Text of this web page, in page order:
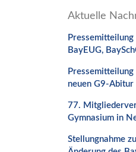
Aktuelle
BayEUG,
neuen G9-
77.
Gymnasium in
Stellungnahme